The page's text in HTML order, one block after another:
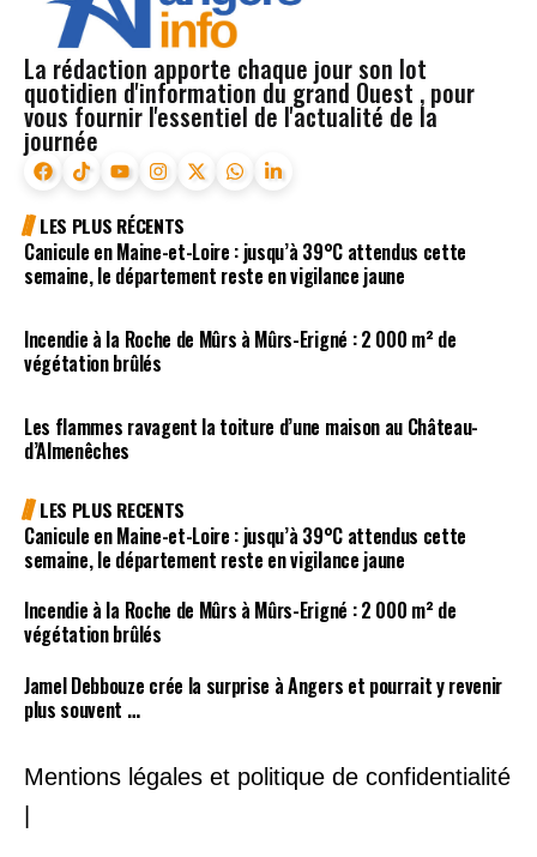
La rédaction apporte chaque jour son lot
quotidien d'information du grand Ouest , pour
vous fournir l'essentiel de l'actualité de la
journée
LES PLUS RÉCENTS
Canicule en Maine-et-Loire : jusqu’à 39°C attendus cette
semaine, le département reste en vigilance jaune
Incendie à la Roche de Mûrs à Mûrs-Erigné : 2 000 m² de
végétation brûlés
Les flammes ravagent la toiture d’une maison au Château-
d’Almenêches
LES PLUS RECENTS
Canicule en Maine-et-Loire : jusqu’à 39°C attendus cette
semaine, le département reste en vigilance jaune
Incendie à la Roche de Mûrs à Mûrs-Erigné : 2 000 m² de
végétation brûlés
Jamel Debbouze crée la surprise à Angers et pourrait y revenir
plus souvent …
Mentions légales et politique de confidentialité